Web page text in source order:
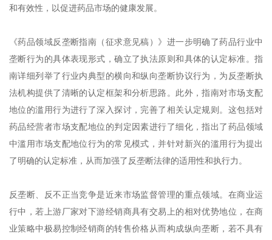
和有效性，以促进药品市场的健康发展。
《药品领域反垄断指南（征求意见稿）》进一步明确了药品行业中
垄断行为的具体表现形式，确立了执法原则和具体的认定标准。指
南详细列举了行业内典型的横向和纵向垄断协议行为，为反垄断执
法机构提供了清晰的认定框架和分析思路。此外，指南对市场支配
地位的滥用行为进行了深入探讨，完善了相关认定规则。这包括对
药品经营者市场支配地位的判定因素进行了细化，指出了药品领域
中滥用市场支配地位行为的常见模式，并针对新兴的滥用行为提出
了明确的认定标准，从而加强了反垄断法律的适用性和执行力。
反垄断、反不正当竞争是近来市场监督管理的重点领域。在商业运
行中，若上游厂家对下游经销商具有交易上的相对优势地位，在商
业策略中极易控制经销商的转售价格从而构成纵向垄断，若不具有